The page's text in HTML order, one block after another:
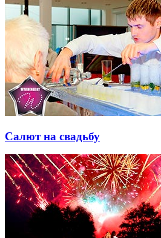
Салют на свадьбу